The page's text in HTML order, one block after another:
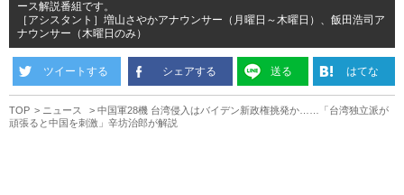
ース解説番組です。
［アシスタント］増山さやかアナウンサー（月曜日～木曜日）、飯田浩司ア
ナウンサー（木曜日のみ）
ツイートする シェアする 送る はてな
TOP ニュース
中国軍28機 台湾侵入はバイデン新政権挑発か……「台湾独立派が
頑張ると中国を刺激」辛坊治郎が解説